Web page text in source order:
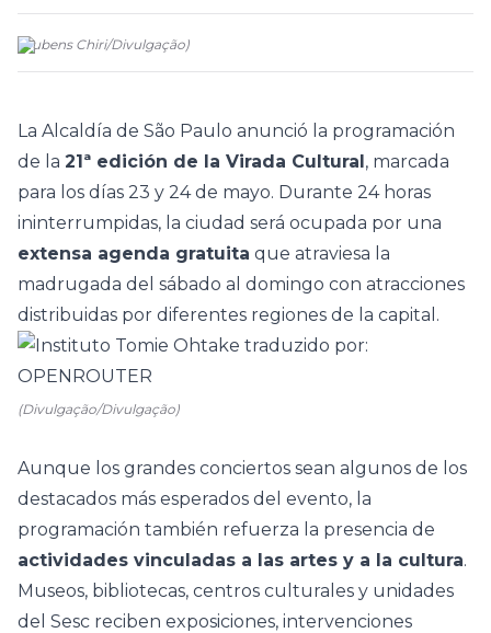
(Rubens Chiri/Divulgação)
La Alcaldía de São Paulo anunció la programación
de la 21ª edición de la Virada Cultural, marcada
para los días 23 y 24 de mayo. Durante 24 horas
ininterrumpidas, la ciudad será ocupada por una
extensa agenda gratuita que atraviesa la
madrugada del sábado al domingo con atracciones
distribuidas por diferentes regiones de la capital.
(Divulgação/Divulgação)
Aunque los grandes conciertos sean algunos de los
destacados más esperados del evento, la
programación también refuerza la presencia de
actividades vinculadas a las artes y a la cultura.
Museos, bibliotecas, centros culturales y unidades
del Sesc reciben exposiciones, intervenciones